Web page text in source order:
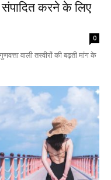
करने के लिए
0
वाली तस्वीरों की बढ़ती मांग के